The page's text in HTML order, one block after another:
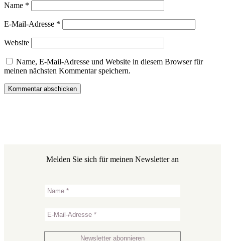
Name *
E-Mail-Adresse *
Website
Name, E-Mail-Adresse und Website in diesem Browser für
meinen nächsten Kommentar speichern.
Melden Sie sich für meinen Newsletter an